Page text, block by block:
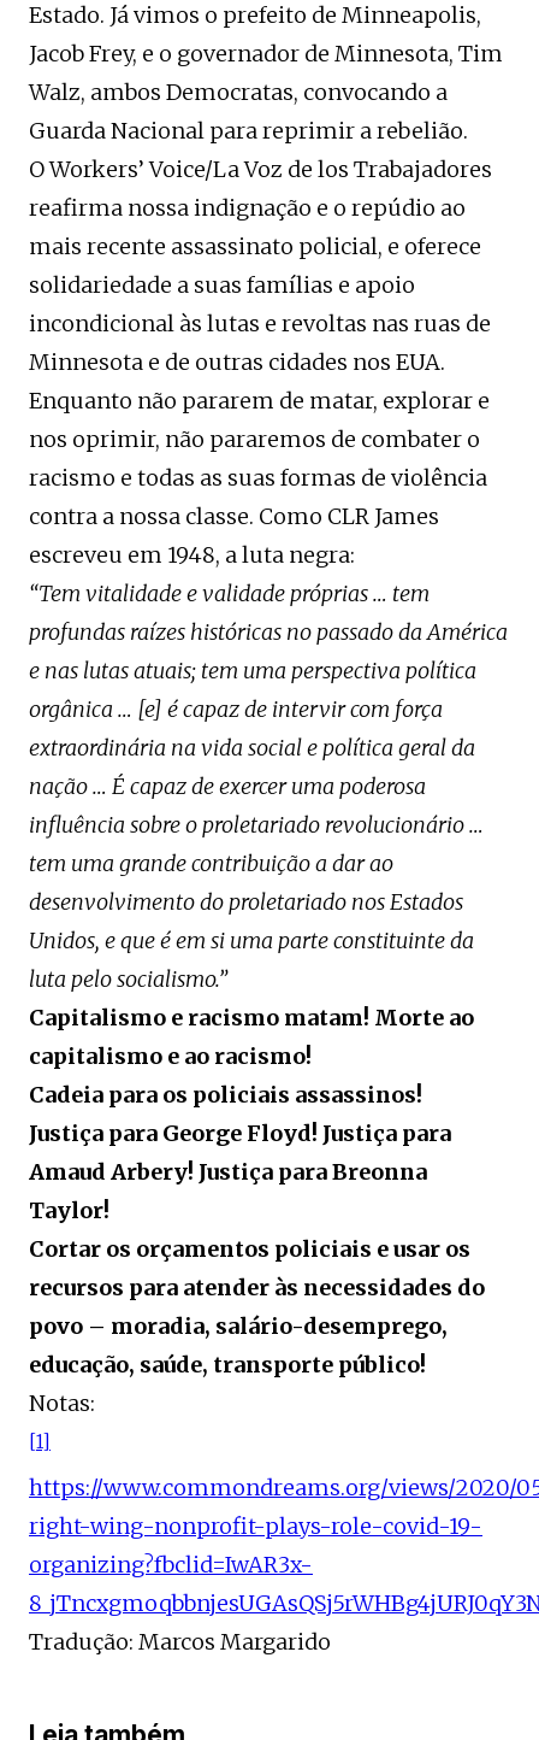
Estado. Já vimos o prefeito de Minneapolis,
Jacob Frey, e o governador de Minnesota, Tim
Walz, ambos Democratas, convocando a
Guarda Nacional para reprimir a rebelião.
O Workers’ Voice/La Voz de los Trabajadores
reafirma nossa indignação e o repúdio ao
mais recente assassinato policial, e oferece
solidariedade a suas famílias e apoio
incondicional às lutas e revoltas nas ruas de
Minnesota e de outras cidades nos EUA.
Enquanto não pararem de matar, explorar e
nos oprimir, não pararemos de combater o
racismo e todas as suas formas de violência
contra a nossa classe. Como CLR James
escreveu em 1948, a luta negra:
“Tem vitalidade e validade próprias … tem
profundas raízes históricas no passado da América
e nas lutas atuais; tem uma perspectiva política
orgânica … [e] é capaz de intervir com força
extraordinária na vida social e política geral da
nação … É capaz de exercer uma poderosa
influência sobre o proletariado revolucionário …
tem uma grande contribuição a dar ao
desenvolvimento do proletariado nos Estados
Unidos, e que é em si uma parte constituinte da
luta pelo socialismo.”
Capitalismo e racismo matam! Morte ao
capitalismo e ao racismo!
Cadeia para os policiais assassinos!
Justiça para George Floyd! Justiça para
Amaud Arbery! Justiça para Breonna
Taylor!
Cortar os orçamentos policiais e usar os
recursos para atender às necessidades do
povo – moradia, salário-desemprego,
educação, saúde, transporte público!
Notas:
[1]
https://www.commondreams.org/views/2020/
right-wing-nonprofit-plays-role-covid-19-
organizing?fbclid=IwAR3x-
Tradução: Marcos Margarido